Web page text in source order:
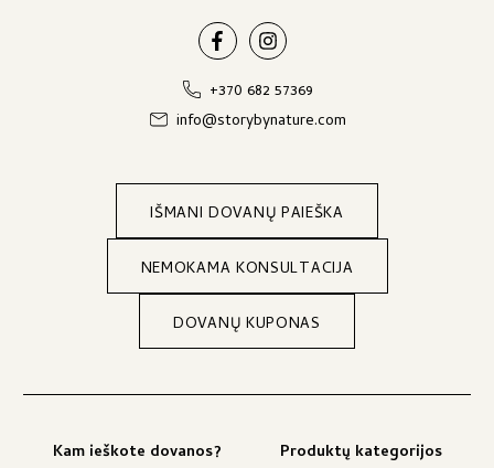
+370 682 57369
info@storybynature.com
IŠMANI DOVANŲ PAIEŠKA
NEMOKAMA KONSULTACIJA
DOVANŲ KUPONAS
Kam ieškote dovanos?
Produktų kategorijos